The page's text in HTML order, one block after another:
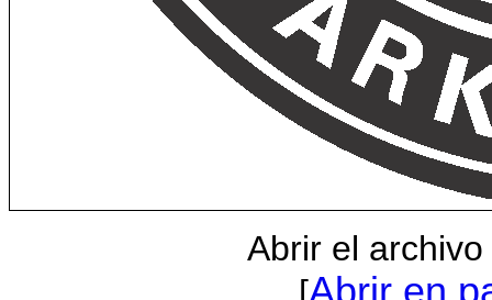
Abrir el
Abrir en